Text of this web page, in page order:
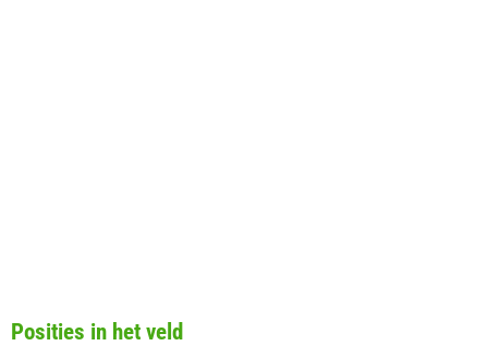
Posities in het veld